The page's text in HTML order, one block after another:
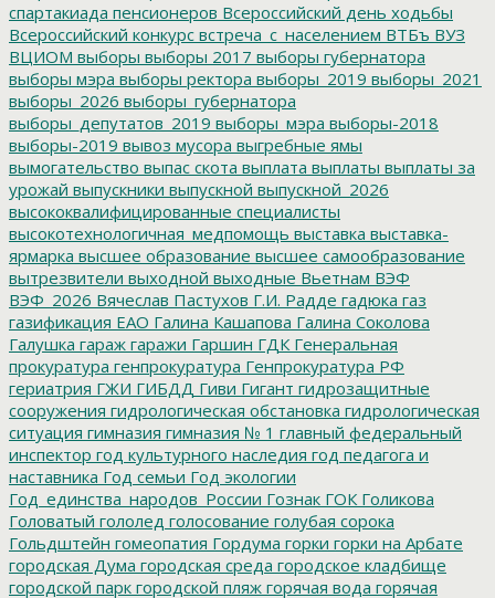
спартакиада пенсионеров Всероссийский день ходьбы
Всероссийский конкурс встреча_с_населением ВТБъ ВУЗ
ВЦИОМ выборы выборы 2017 выборы губернатора
выборы мэра выборы ректора выборы_2019 выборы_2021
выборы_2026 выборы_губернатора
выборы_депутатов_2019 выборы_мэра выборы-2018
выборы-2019 вывоз мусора выгребные ямы
вымогательство выпас скота выплата выплаты выплаты за
урожай выпускники выпускной выпускной_2026
высококвалифицированные специалисты
высокотехнологичная_медпомощь выставка выставка-
ярмарка высшее образование высшее самообразование
вытрезвители выходной выходные Вьетнам ВЭФ
ВЭФ_2026 Вячеслав Пастухов Г.И. Радде гадюка газ
газификация ЕАО Галина Кашапова Галина Соколова
Галушка гараж гаражи Гаршин ГДК Генеральная
прокуратура генпрокуратура Генпрокуратура РФ
гериатрия ГЖИ ГИБДД Гиви Гигант гидрозащитные
сооружения гидрологическая обстановка гидрологическая
ситуация гимназия гимназия № 1 главный федеральный
инспектор год культурного наследия год педагога и
наставника Год семьи Год экологии
Год_единства_народов_России Гознак ГОК Голикова
Головатый гололед голосование голубая сорока
Гольдштейн гомеопатия Гордума горки горки на Арбате
городская Дума городская среда городское кладбище
городской парк городской пляж горячая вода горячая